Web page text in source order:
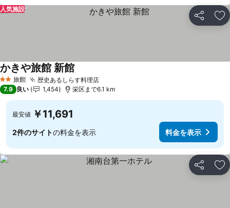
シェア お
人気施設
2 ホテルのランク
旅館 歴史あるしらす料理店
かきや旅館 新館
7.9 良い 1,454 栄区まで6.1 km
最安値 ￥11,691
2件のサイトの料金を表示 料金を表示
シェア お